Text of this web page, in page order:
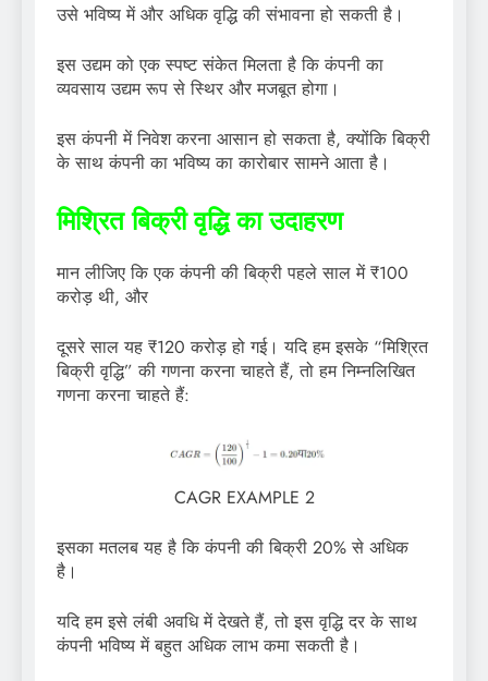
उसे भविष्य में और अधिक वृद्धि की संभावना हो सकती है।
इस उद्यम को एक स्पष्ट संकेत मिलता है कि कंपनी का
व्यवसाय उद्यम रूप से स्थिर और मजबूत होगा।
इस कंपनी में निवेश करना आसान हो सकता है, क्योंकि बिक्री
के साथ कंपनी का भविष्य का कारोबार सामने आता है।
मिश्रित बिक्री वृद्धि का उदाहरण
मान लीजिए कि एक कंपनी की बिक्री पहले साल में ₹100
करोड़ थी, और
दूसरे साल यह ₹120 करोड़ हो गई। यदि हम इसके “मिश्रित
बिक्री वृद्धि” की गणना करना चाहते हैं, तो हम निम्नलिखित
गणना करना चाहते हैं:
CAGR EXAMPLE 2
इसका मतलब यह है कि कंपनी की बिक्री 20% से अधिक
है।
यदि हम इसे लंबी अवधि में देखते हैं, तो इस वृद्धि दर के साथ
कंपनी भविष्य में बहुत अधिक लाभ कमा सकती है।